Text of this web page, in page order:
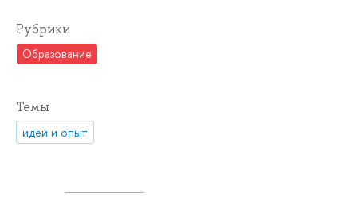
Рубрики
Образование
Темы
идеи и опыт